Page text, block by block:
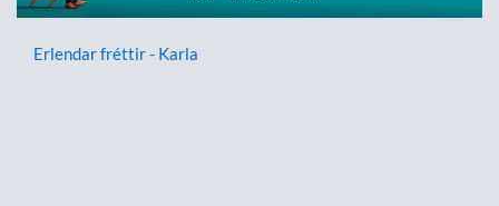
Erlendar fréttir - Karla